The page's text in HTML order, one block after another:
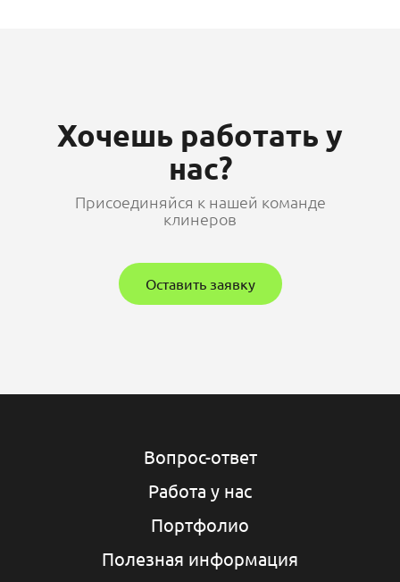
Хочешь работать у
нас?
Присоединяйся к нашей команде
клинеров
Оставить заявку
Вопрос-ответ
Работа у нас
Портфолио
Полезная информация